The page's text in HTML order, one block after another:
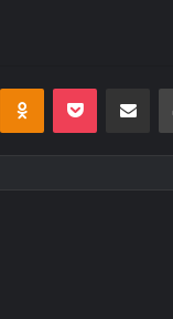
Odnoklassniki
Pocket E-